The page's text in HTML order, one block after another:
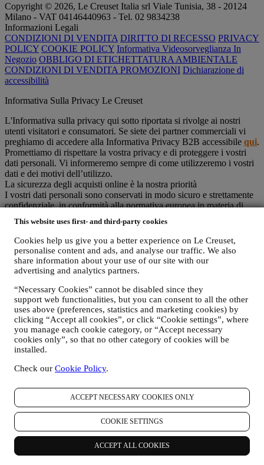
This website uses first- and third-party cookies
Cookies help us give you a better experience on Le Creuset,
personalise content and ads, and analyse our traffic. We also
share information about your use of our site with our
advertising and analytics partners.
“Necessary Cookies” cannot be disabled since they
support web functionalities, but you can consent to all the other
uses above (preferences, statistics and marketing cookies) by
clicking “Accept all cookies”, or click “Cookie settings”, where
you manage each cookie category, or “Accept necessary
cookies only”, so that no other category of cookies will be
installed.
Check our Cookie Policy.
ACCEPT NECESSARY COOKIES ONLY
COOKIE SETTINGS
ACCEPT ALL COOKIES
Copyright © 2026, Le Creuset Italia srl ​​Viale Tunisia, 38 - 20124
Milano - VAT 04146440963 - Tel. 02 9834238
Informazioni Legali
CONDIZIONI DI VENDITA DIRITTO DI RECESSO PRIVACY
POLICY COOKIE POLICY Informativa Videosorveglianza In
Negozio OBBLIGO DI ETICHETTATURA AMBIENTALE
CONDIZIONI DI VENDITA PROMOZIONI Dichiarazione di
accessibilità
Informativa Sulla Privacy Le Creuset
L'Informativa sulla privacy qui sotto riportata si rivolge ai nostri
utenti visitatori e consumatori. Se siete dei partner commerciali vi
preghiamo di accedere alla Informativa Privacy B2B accessibile qui.
Promettiamo di rispettare la vostra privacy e di proteggere i vostri
dati personali. Vi informeremo sempre di come utilizzeremo i vostri
dati e dei motivi dell’utilizzo.
La sicurezza degli acquisti online è la nostra priorità
I vostri dati personali sono conservati in modo sicuro e strettamente
confidenziale, in conformità alla normativa europea in materia di
importante al momento di effettuare acquisti online, pertanto
utilizziamo le tecnologie più avanzate per garantire che tutti i vostri
dati personali e i dettagli della vostra carta di credito siano
completamente protetti e restino interamente riservati.
Utilizziamo i dati per rendere i vostri acquisti semplici e
Analizziamo in che modo gli utenti utilizzano il nostro sito web e i
nostri servizi per renderli sempre più fruibili e interessanti.
Utilizziamo i dati per rendere l’esperienza di cucinare con Le
Creuset sempre migliore e per mantenervi informati riguardo a
notizie e offerte
Se decidete di diventare parte del nostro database di clienti del
Gruppo e di ricevere newsletter e comunicazioni di marketing da
parte di Le Creuset, vi invieremo contenuti personalizzati e vi
informeremo del lancio di nuovi prodotti, di offerte esclusive, di
dimostrazioni culinarie o altri eventi, o di promozioni dedicate a voi.
Revoca (Opt-out): Potete scegliere di non ricevere più le nostre
comunicazioni di marketing in qualsiasi momento, senza alcun
costo, attraverso le modalità presenti nelle comunicazioni stesse (ad
esempio, cliccando sul pulsante “Unsubscribe” (Annulla iscrizione)
in fondo a qualsiasi newsletter), in ogni caso se desiderate
interrompere una delle nostre attività di marketing, potete inviarci